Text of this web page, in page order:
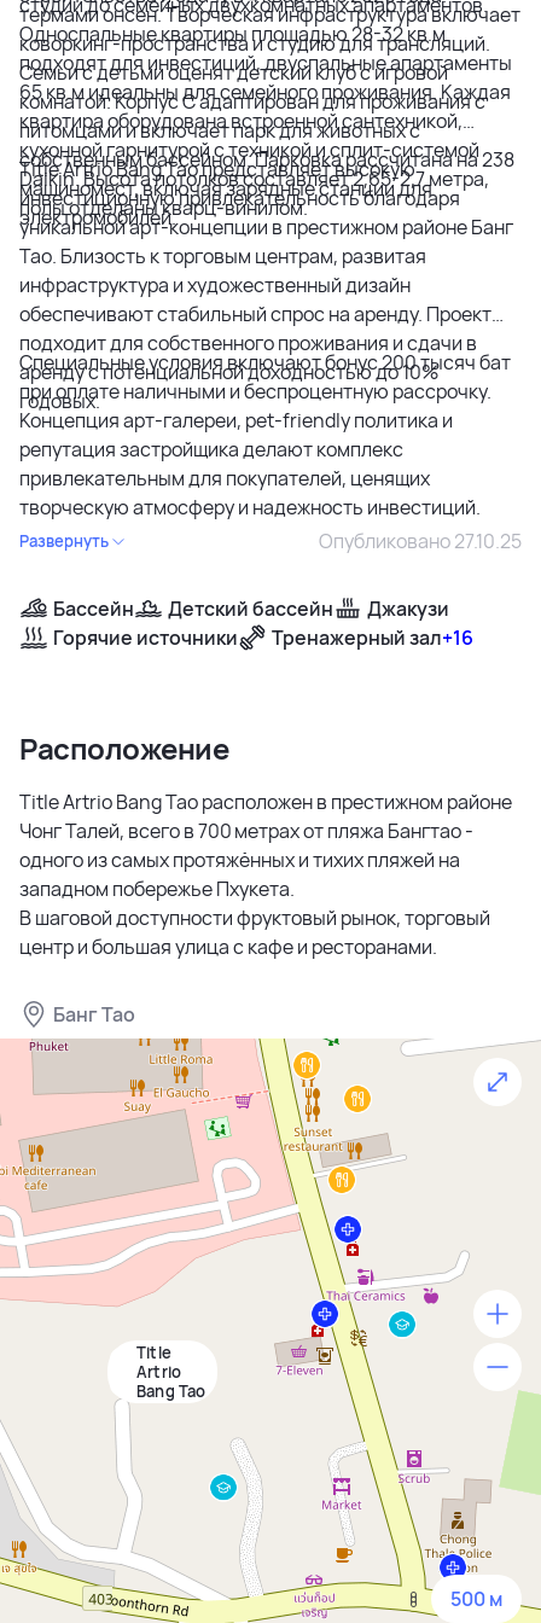
термами онсен. Творческая инфраструктура включает
коворкинг-пространства и студию для трансляций.
Семьи с детьми оценят детский клуб с игровой
комнатой. Корпус C адаптирован для проживания с
питомцами и включает парк для животных с
собственным бассейном. Парковка рассчитана на 238
машиномест, включая зарядные станции для
электромобилей.
Односпальные квартиры площадью 28-32 кв.м
подходят для инвестиций, двуспальные апартаменты
65 кв.м идеальны для семейного проживания. Каждая
квартира оборудована встроенной сантехникой,
кухонной гарнитурой с техникой и сплит-системой
Daikin. Высота потолков составляет 2,65-2,7 метра,
полы отделаны кварц-винилом.
Title Artrio Bang Tao представляет высокую
инвестиционную привлекательность благодаря
уникальной арт-концепции в престижном районе Банг
Тао. Близость к торговым центрам, развитая
инфраструктура и художественный дизайн
обеспечивают стабильный спрос на аренду. Проект
подходит для собственного проживания и сдачи в
аренду с потенциальной доходностью до 10%
годовых.
Специальные условия включают бонус 200 тысяч бат
при оплате наличными и беспроцентную рассрочку.
Концепция арт-галереи, pet-friendly политика и
репутация застройщика делают комплекс
привлекательным для покупателей, ценящих
творческую атмосферу и надежность инвестиций.
Развернуть Опубликовано 27.10.25
Бассейн Детский бассейн
Джакузи
Горячие источники
Тренажерный зал+16
Расположение
Title Artrio Bang Tao расположен в престижном районе
Чонг Талей, всего в 700 метрах от пляжа Бангтао -
одного из самых протяжённых и тихих пляжей на
западном побережье Пхукета.
В шаговой доступности фруктовый рынок, торговый
центр и большая улица с кафе и ресторанами.
Банг Тао
Title
Artrio
Bang Tao
500 м
500 м
1500 м
3 км
5 км